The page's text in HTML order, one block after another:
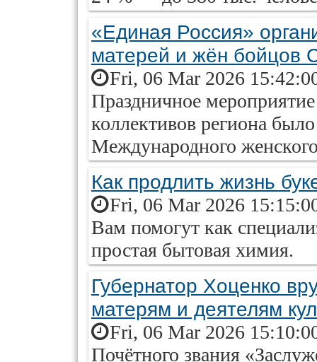
«Единая Россия»
матерей и жён бойцов
Fri, 06 Mar 2026
Праздничное
коллективов региона
Международного
Как продлить жизнь
Fri, 06 Mar 2026
Вам помогут как
простая бытовая химия.
Губернатор Хоценко
матерям и деятелям
Fri, 06 Mar 2026
Почётного звания